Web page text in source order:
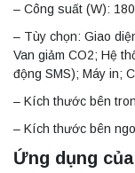
– Công suất (W):
– Tùy chọn: Giao
Van giảm CO2; Hệ
động SMS); Máy in;
– Kích thước bên
– Kích thước bên
Ứng dụng